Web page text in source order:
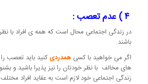
۴ ) عدم تعصب :
در زندگی اجتماعی محال است که همه ی افراد با
باشند.
اگر می خواهید با کسی همدردی کنید باید تعصب
های مخالف با نظر خودتان را نیز پذیرا باشید و
زندگی اجتماعی خود لازم است به عقاید افراد مختلف